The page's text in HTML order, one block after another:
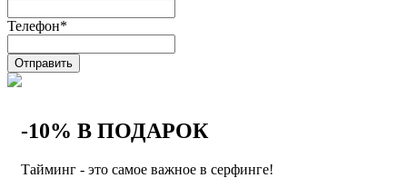
Телефон*
Отправить
-10% В ПОДАРОК
Тайминг - это самое важное в серфинге!